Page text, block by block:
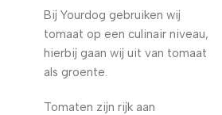
Bij Yourdog gebruiken wij
tomaat op een culinair niveau,
hierbij gaan wij uit van tomaat
als groente.
Tomaten zijn rijk aan